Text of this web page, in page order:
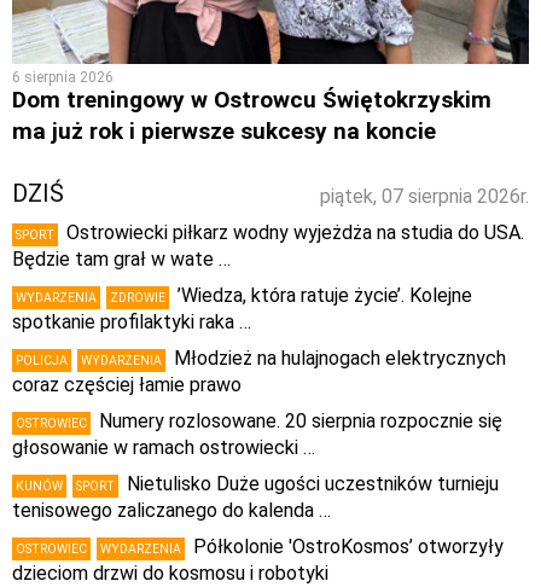
6 sierpnia 2026
Dom treningowy w Ostrowcu Świętokrzyskim
ma już rok i pierwsze sukcesy na koncie
piątek, 07 sierpnia 2026r.
DZIŚ
SPORT
Ostrowiecki piłkarz wodny wyjeżdża na studia do USA.
Będzie tam grał w wate …
WYDARZENIA ZDROWIE
’Wiedza, która ratuje życie’. Kolejne
spotkanie profilaktyki raka …
POLICJA WYDARZENIA
Młodzież na hulajnogach elektrycznych
coraz częściej łamie prawo
OSTROWIEC
Numery rozlosowane. 20 sierpnia rozpocznie się
głosowanie w ramach ostrowiecki …
KUNÓW SPORT
Nietulisko Duże ugości uczestników turnieju
tenisowego zaliczanego do kalenda …
OSTROWIEC WYDARZENIA
Półkolonie 'OstroKosmos’ otworzyły
dzieciom drzwi do kosmosu i robotyki